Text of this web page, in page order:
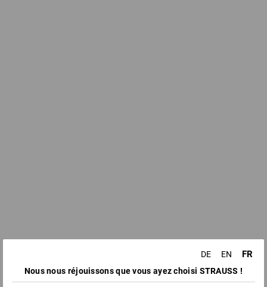
DE EN FR
Nous nous réjouissons que vous ayez choisi STRAUSS !